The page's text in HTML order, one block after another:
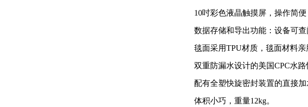
10吋彩色液晶触摸屏，操作简便
数据存储和导出功能：设备可
毯面采用TPU材质，毯面材料亲
双重防漏水设计的美国CPC水路
配有全塑快旋密封装置的直接
体积小巧 ，重量12kg。